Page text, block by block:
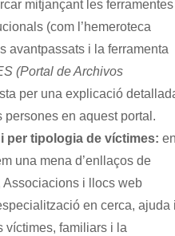
mitjançant les ferramentes
(com l’hemeroteca
avantpassats i la ferramenta
(Portal de Archivos
per una explicació
persones en aquest portal.
per tipologia de víctimes:
una mena d’enllaços de
Associacions i llocs web
en cerca, ajuda
víctimes, familiars i la